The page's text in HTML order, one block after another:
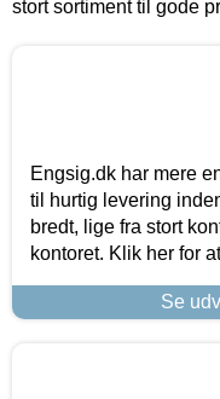
stort sortiment til gode
Engsig.dk har mere
til hurtig levering
bredt, lige fra stort
kontoret. Klik her for
Se